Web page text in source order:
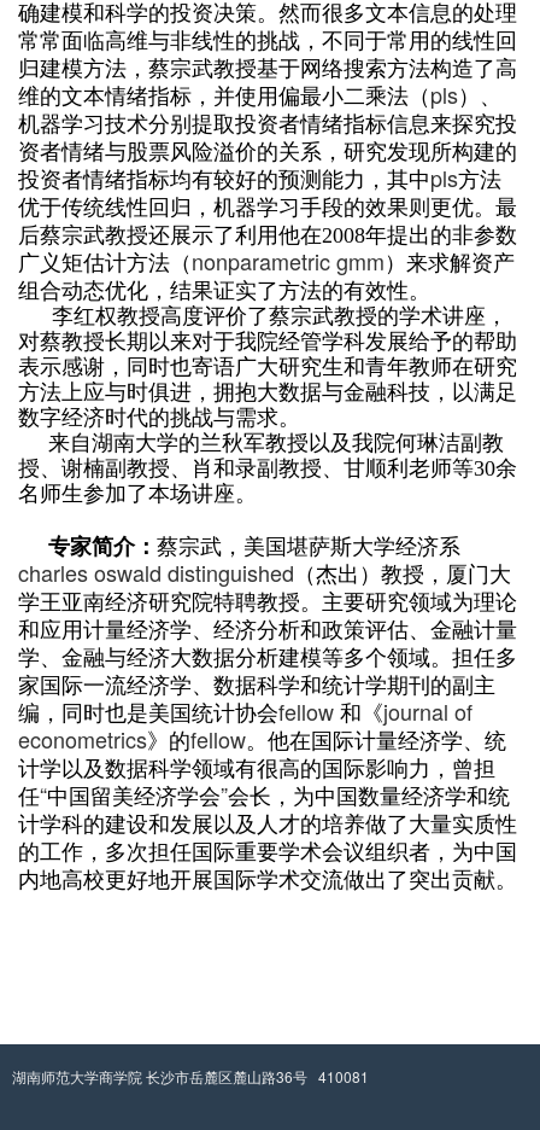
确建模和科学的投资决策。然而很多文本信息的处理
常常面临高维与非线性的挑战，不同于常用的线性回
归建模方法，蔡宗武教授基于网络搜索方法构造了高
维的文本情绪指标，并使用偏最小二乘法（ pls）、
机器学习技术分别提取投资者情绪指标信息来探究投
资者情绪与股票风险溢价的关系，研究发现所构建的
投资者情绪指标均有较好的预测能力，其中pls方法
优于传统线性回归，机器学习手段的效果则更优。最
后蔡宗武教授还展示了利用他在2008年提出的非参数
广义矩估计方法（ nonparametric gmm ）来求解资产
组合动态优化，结果证实了方法的有效性。
李红权教授高度评价了蔡宗武教授的学术讲座，
对蔡教授长期以来对于我院经管学科发展给予的帮助
表示感谢，同时也寄语广大研究生和青年教师在研究
方法上应与时俱进，拥抱大数据与金融科技，以满足
数字经济时代的挑战与需求。
来自湖南大学的兰秋军教授以及我院何琳洁副教
授、谢楠副教授、肖和录副教授、甘顺利老师等30余
名师生参加了本场讲座。
专家简介： 蔡宗武，美国堪萨斯大学经济系
charles oswald distinguished （杰出）教授，厦门大
学王亚南经济研究院特聘教授。主要研究领域为理论
和应用计量经济学、经济分析和政策评估、金融计量
学、金融与经济大数据分析建模等多个领域。担任多
家国际一流经济学、数据科学和统计学期刊的副主
编，同时也是美国统计协会fellow 和《journal of
econometrics》的fellow。他在国际计量经济学、统
计学以及数据科学领域有很高的国际影响力，曾担
任“中国留美经济学会”会长，为中国数量经济学和统
计学科的建设和发展以及人才的培养做了大量实质性
的工作，多次担任国际重要学术会议组织者，为中国
内地高校更好地开展国际学术交流做出了突出贡献。
湖南师范大学商学院 长沙市岳麓区麓山路36号 410081